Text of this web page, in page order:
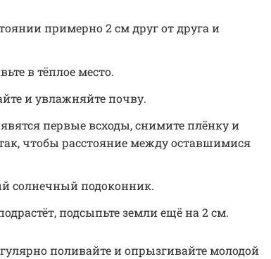
примерно 2 см друг от друга и
в тёплое место.
и увлажняйте почву.
первые всходы, снимите плёнку и
чтобы расстояние между оставшимися
солнечный подоконник.
подсыпьте земли ещё на 2 см.
поливайте и опрызгивайте молодой